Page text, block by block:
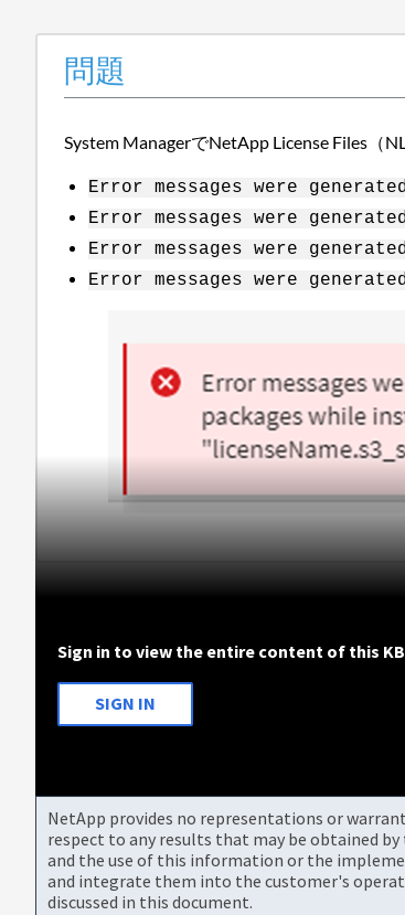
問題
System ManagerでNetApp License Files（
Error messages were
Error messages were
Error messages were
Error messages were
Sign in to view the entire content of this
SIGN IN
NetApp provides no representations or
respect to any results that may be obtained
and the use of this information or the
and integrate them into the customer's
discussed in this document.